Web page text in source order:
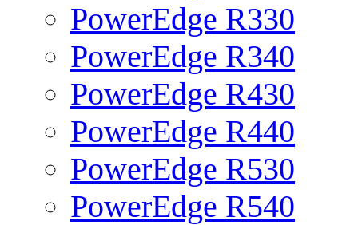
PowerEdge R330
PowerEdge R340
PowerEdge R430
PowerEdge R440
PowerEdge R530
PowerEdge R540